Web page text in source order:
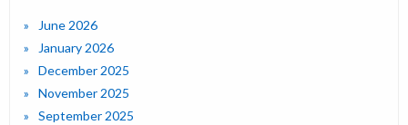
June 2026
January 2026
December 2025
November 2025
September 2025